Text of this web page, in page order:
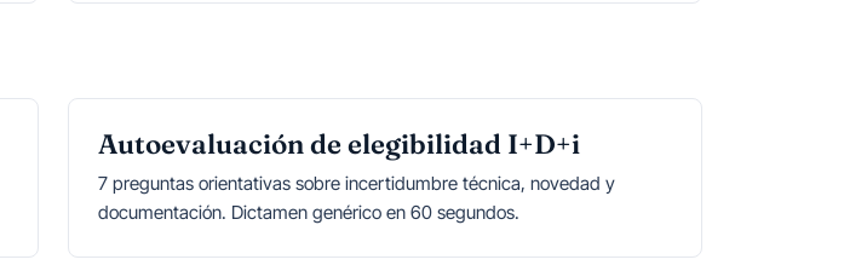
Autoevaluación de elegibilidad I+D+i
7 preguntas orientativas sobre incertidumbre técnica, novedad y
documentación. Dictamen genérico en 60 segundos.